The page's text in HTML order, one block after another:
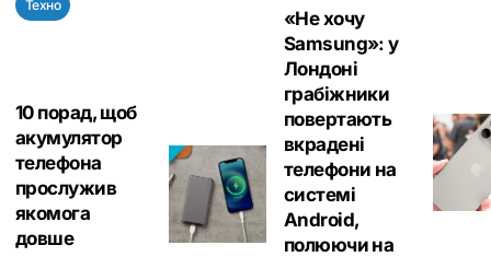
Техно
10 порад, щоб
акумулятор
телефона
прослужив
якомога
довше
«Не хочу
Samsung»: у
Лондоні
грабіжники
повертають
вкрадені
телефони на
системі
Android,
полюючи на